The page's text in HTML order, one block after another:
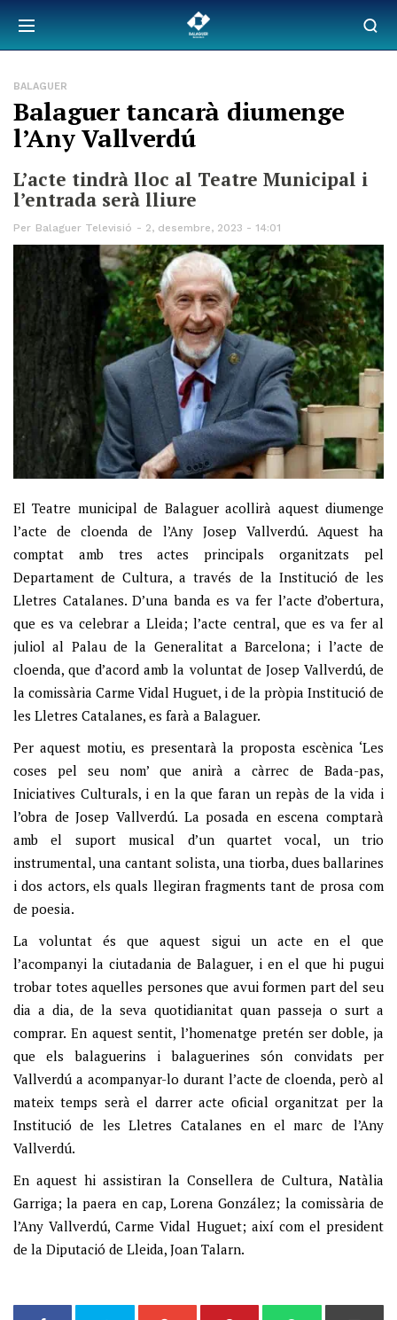
BALAGUER
Balaguer tancarà diumenge
l’Any Vallverdú
L’acte tindrà lloc al Teatre Municipal i
l’entrada serà lliure
Per Balaguer Televisió 2, desembre, 2023 - 14:01
El Teatre municipal de Balaguer acollirà aquest diumenge
l’acte de cloenda de l’Any Josep Vallverdú. Aquest ha
comptat amb tres actes principals organitzats pel
Departament de Cultura, a través de la Institució de les
Lletres Catalanes. D’una banda es va fer l’acte d’obertura,
que es va celebrar a Lleida; l’acte central, que es va fer al
juliol al Palau de la Generalitat a Barcelona; i l’acte de
cloenda, que d’acord amb la voluntat de Josep Vallverdú, de
la comissària Carme Vidal Huguet, i de la pròpia Institució de
les Lletres Catalanes, es farà a Balaguer.
Per aquest motiu, es presentarà la proposta escènica ‘Les
coses pel seu nom’ que anirà a càrrec de Bada-pas,
Iniciatives Culturals, i en la que faran un repàs de la vida i
l’obra de Josep Vallverdú. La posada en escena comptarà
amb el suport musical d’un quartet vocal, un trio
instrumental, una cantant solista, una tiorba, dues ballarines
i dos actors, els quals llegiran fragments tant de prosa com
de poesia.
La voluntat és que aquest sigui un acte en el que
l’acompanyi la ciutadania de Balaguer, i en el que hi pugui
trobar totes aquelles persones que avui formen part del seu
dia a dia, de la seva quotidianitat quan passeja o surt a
comprar. En aquest sentit, l’homenatge pretén ser doble, ja
que els balaguerins i balaguerines són convidats per
Vallverdú a acompanyar-lo durant l’acte de cloenda, però al
mateix temps serà el darrer acte oficial organitzat per la
Institució de les Lletres Catalanes en el marc de l’Any
Vallverdú.
En aquest hi assistiran la Consellera de Cultura, Natàlia
Garriga; la paera en cap, Lorena González; la comissària de
l’Any Vallverdú, Carme Vidal Huguet; així com el president
de la Diputació de Lleida, Joan Talarn.